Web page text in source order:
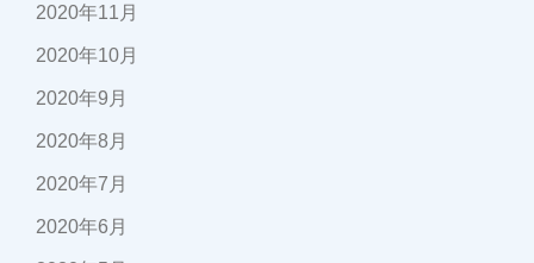
2020年11月
2020年10月
2020年9月
2020年8月
2020年7月
2020年6月